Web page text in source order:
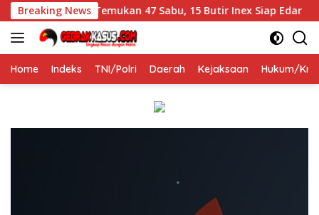
Langsung
ke
konten
Breaking News
Dibekuk, Polisi Temukan 47 Sabu, 15 Butir Inex Siap Edar
Home Indeks TNI/Polri Daerah Kejaksaan Hukum/